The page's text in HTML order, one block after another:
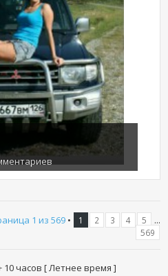
1 из 569• 1 2 3 4 5 ...
569
10 часов [ Летнее время ]